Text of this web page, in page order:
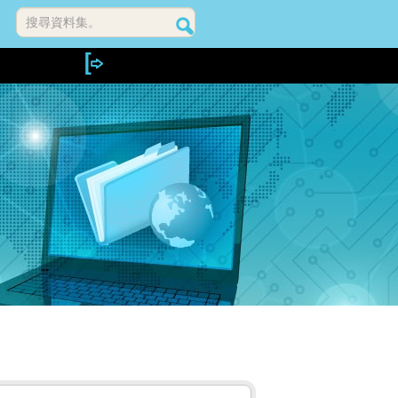
搜尋資料集。